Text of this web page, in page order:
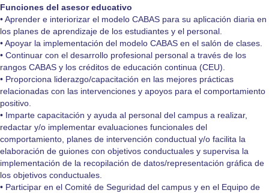
Funciones del asesor educativo
• Aprender e interiorizar el modelo CABAS para su aplicación diaria en
los planes de aprendizaje de los estudiantes y el personal.
• Apoyar la implementación del modelo CABAS en el salón de clases.
• Continuar con el desarrollo profesional personal a través de los
rangos CABAS y los créditos de educación continua (CEU).
• Proporciona liderazgo/capacitación en las mejores prácticas
relacionadas con las intervenciones y apoyos para el comportamiento
positivo.
• Imparte capacitación y ayuda al personal del campus a realizar,
redactar y/o implementar evaluaciones funcionales del
comportamiento, planes de intervención conductual y/o facilita la
elaboración de guiones con objetivos conductuales y supervisa la
implementación de la recopilación de datos/representación gráfica de
los objetivos conductuales.
• Participar en el Comité de Seguridad del campus y en el Equipo de